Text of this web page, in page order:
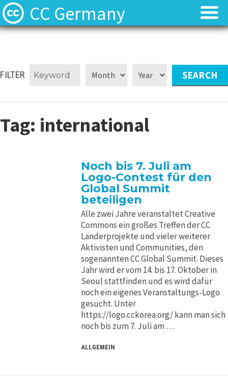
CC Germany
⬈ Lizenzen
Kontakt
⬈ Lizenzen
Kontakt
FILTER
Tag: international
Noch bis 7. Juli am
Logo-Contest für den
Global Summit
beteiligen
Alle zwei Jahre veranstaltet Creative
Commons ein großes Treffen der CC
Länderprojekte und vieler weiterer
Aktivisten und Communities, den
sogenannten CC Global Summit. Dieses
Jahr wird er vom 14. bis 17. Oktober in
Seoul stattfinden und es wird dafür
noch ein eigenes Veranstaltungs-Logo
gesucht. Unter
https://logo.cckorea.org/ kann man sich
noch bis zum 7. Juli am …
ALLGEMEIN